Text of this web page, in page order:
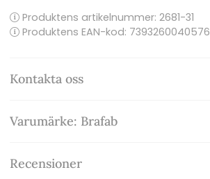
Produktens artikelnummer: 2681-31
Produktens EAN-kod: 7393260040576
Kontakta oss
Varumärke: Brafab
Recensioner